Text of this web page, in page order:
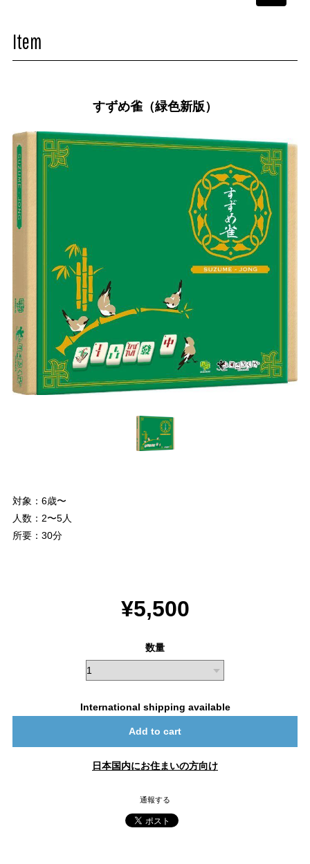
Item
すずめ雀（緑色新版）
対象：6歳〜
人数：2〜5人
所要：30分
¥5,500
数量
International shipping available
Add to cart
日本国内にお住まいの方向け
通報する